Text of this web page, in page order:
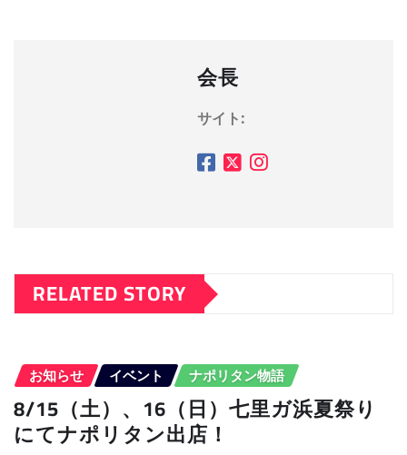
会長
サイト:
RELATED STORY
お知らせ イベント ナポリタン物語
8/15（土）、16（日）七里ガ浜夏祭り
にてナポリタン出店！